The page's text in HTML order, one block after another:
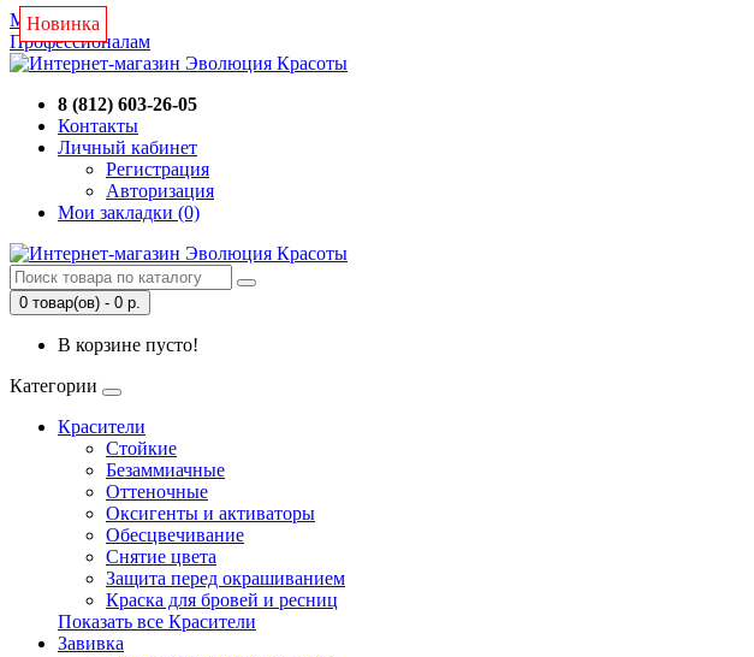
Магазин
Профессионалам
8 (812) 603-26-05
Контакты
Личный кабинет
Регистрация
Авторизация
Мои закладки (0)
0 товар(ов) - 0 р.
В корзине пусто!
Категории
Красители
Стойкие
Безаммиачные
Оттеночные
Оксигенты и активаторы
Обесцвечивание
Снятие цвета
Защита перед окрашиванием
Краска для бровей и ресниц
Показать все Красители
Завивка
Новинка
Новинка
Новинка
Новинка